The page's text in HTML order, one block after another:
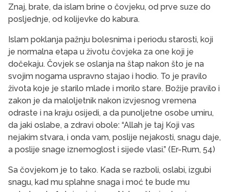
Znaj, brate, da islam brine o čovjeku, od prve suze do
posljednje, od kolijevke do kabura.
Islam poklanja pažnju bolesnima i periodu starosti, koji
je normalna etapa u životu čovjeka za one koji je
dočekaju. Čovjek se oslanja na štap nakon što je na
svojim nogama uspravno stajao i hodio. To je pravilo
života koje je starilo mlade i morilo stare. Božije pravilo i
zakon je da maloljetnik nakon izvjesnog vremena
odraste i na kraju osijedi, a da punoljetne osobe umiru,
da jaki oslabe, a zdravi obole: “Allah je taj Koji vas
nejakim stvara, i onda vam, poslije nejakosti, snagu daje,
a poslije snage iznemoglost i sijede vlasi.” (Er-Rum, 54)
Sa čovjekom je to tako. Kada se razboli, oslabi, izgubi
snagu, kad mu splahne snaga i moć te bude mu